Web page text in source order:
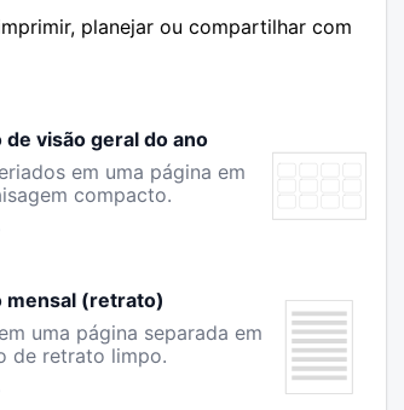
planejar ou compartilhar com
de visão geral do ano
em uma página em
compacto.
mensal (retrato)
uma página separada em
de retrato limpo.